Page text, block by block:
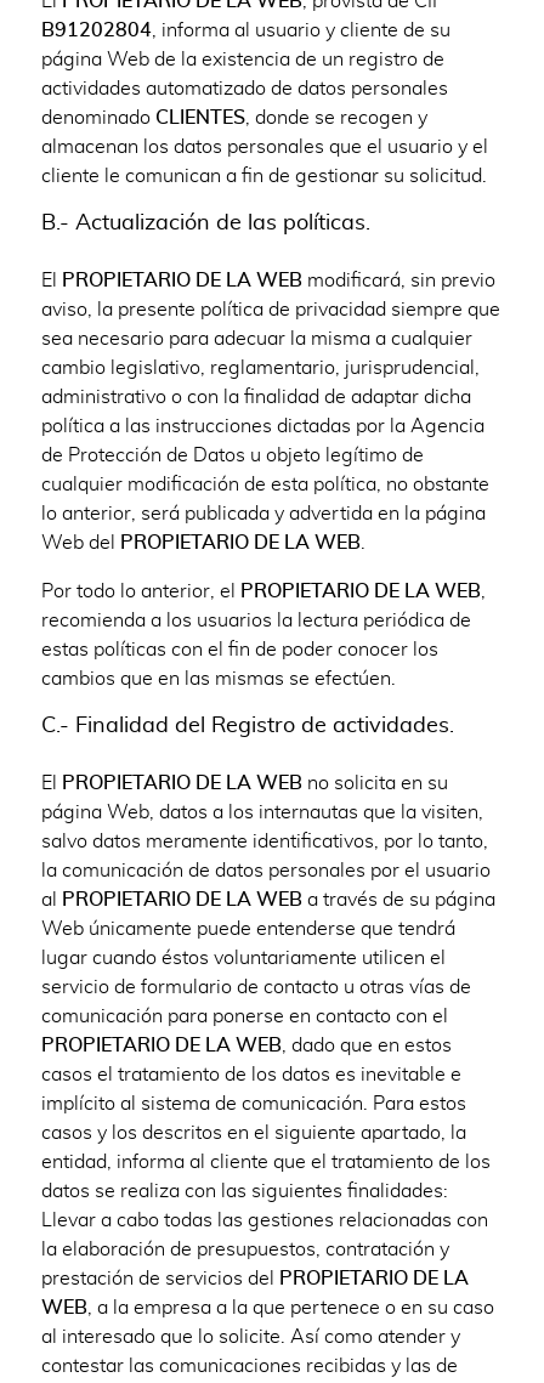
B91202804, informa al usuario y cliente de su
página Web de la existencia de un registro de
actividades automatizado de datos personales
denominado CLIENTES, donde se recogen y
almacenan los datos personales que el usuario y el
cliente le comunican a fin de gestionar su solicitud.
B.- Actualización de las políticas.
El PROPIETARIO DE LA WEB modificará, sin previo
aviso, la presente política de privacidad siempre que
sea necesario para adecuar la misma a cualquier
cambio legislativo, reglamentario, jurisprudencial,
administrativo o con la finalidad de adaptar dicha
política a las instrucciones dictadas por la Agencia
de Protección de Datos u objeto legítimo de
cualquier modificación de esta política, no obstante
lo anterior, será publicada y advertida en la página
Web del
PROPIETARIO DE LA WEB
Por todo lo anterior, el PROPIETARIO DE LA WEB
recomienda a los usuarios la lectura periódica de
estas políticas con el fin de poder conocer los
cambios que en las mismas se efectúen.
C.- Finalidad del Registro de actividades.
El PROPIETARIO DE LA WEB no solicita en su
página Web, datos a los internautas que la visiten,
salvo datos meramente identificativos, por lo tanto,
la comunicación de datos personales por el usuario
al
PROPIETARIO DE LA WEB a través de su página
Web únicamente puede entenderse que tendrá
lugar cuando éstos voluntariamente utilicen el
servicio de formulario de contacto u otras vías de
comunicación para ponerse en contacto con el
PROPIETARIO DE LA WEB , dado que en estos
casos el tratamiento de los datos es inevitable e
implícito al sistema de comunicación. Para estos
casos y los descritos en el siguiente apartado, la
entidad, informa al cliente que el tratamiento de los
datos se realiza con las siguientes finalidades:
Llevar a cabo todas las gestiones relacionadas con
la elaboración de presupuestos, contratación y
prestación de servicios del
PROPIETARIO DE LA
WEB , a la empresa a la que pertenece o en su caso
al interesado que lo solicite. Así como atender y
contestar las comunicaciones recibidas y las de